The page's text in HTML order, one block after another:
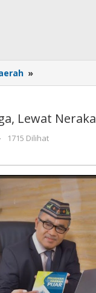
»
Surga,
Lewat Neraka
1715 Dilihat